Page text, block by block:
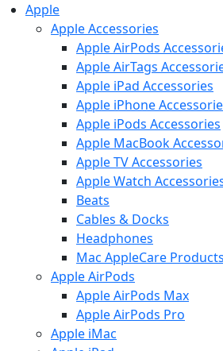
Apple
Apple Accessories
Apple AirPods
Apple AirTags
Apple iPad Accessories
Apple iPhone
Apple iPods Accessories
Apple MacBook
Apple TV Accessories
Apple Watch
Beats
Cables & Docks
Headphones
Mac AppleCare Products
Apple AirPods
Apple AirPods Max
Apple AirPods Pro
Apple iMac